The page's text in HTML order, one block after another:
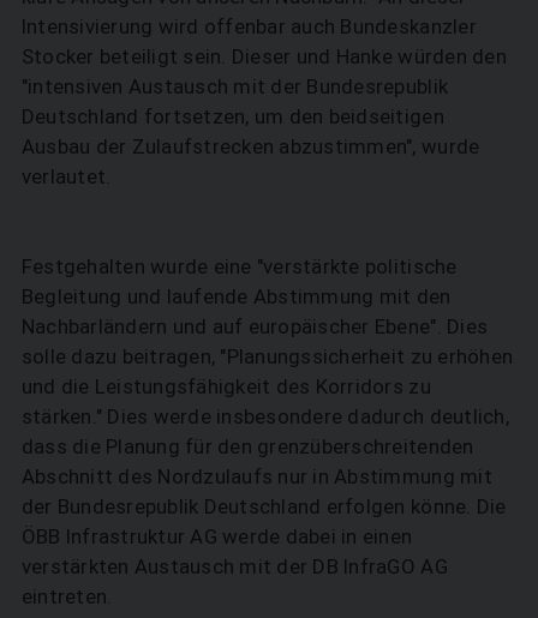
Intensivierung wird offenbar auch Bundeskanzler
Stocker beteiligt sein. Dieser und Hanke würden den
"intensiven Austausch mit der Bundesrepublik
Deutschland fortsetzen, um den beidseitigen
Ausbau der Zulaufstrecken abzustimmen", wurde
verlautet.
Festgehalten wurde eine "verstärkte politische
Begleitung und laufende Abstimmung mit den
Nachbarländern und auf europäischer Ebene". Dies
solle dazu beitragen, "Planungssicherheit zu erhöhen
und die Leistungsfähigkeit des Korridors zu
stärken." Dies werde insbesondere dadurch deutlich,
dass die Planung für den grenzüberschreitenden
Abschnitt des Nordzulaufs nur in Abstimmung mit
der Bundesrepublik Deutschland erfolgen könne. Die
ÖBB Infrastruktur AG werde dabei in einen
verstärkten Austausch mit der DB InfraGO AG
eintreten.
SUCHEN